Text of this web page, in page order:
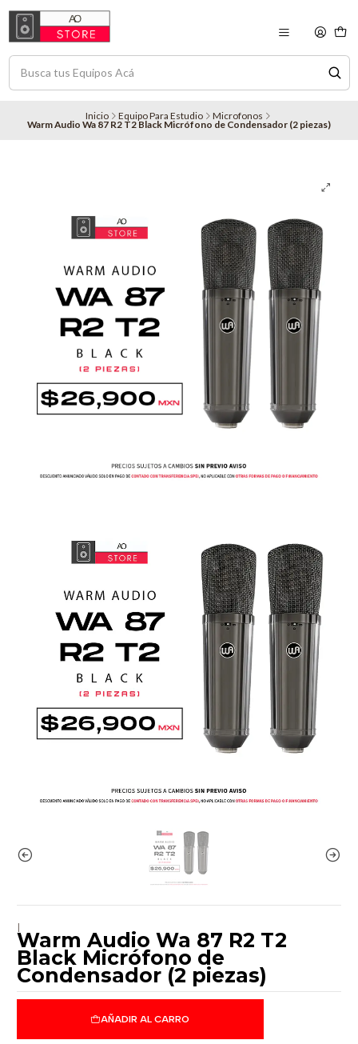
Inicio Equipo Para Estudio Microfonos
Warm Audio Wa 87 R2 T2 Black Micrófono de Condensador (2 piezas)
|
Warm Audio Wa 87 R2 T2
Black Micrófono de
Condensador (2 piezas)
AÑADIR AL CARRO